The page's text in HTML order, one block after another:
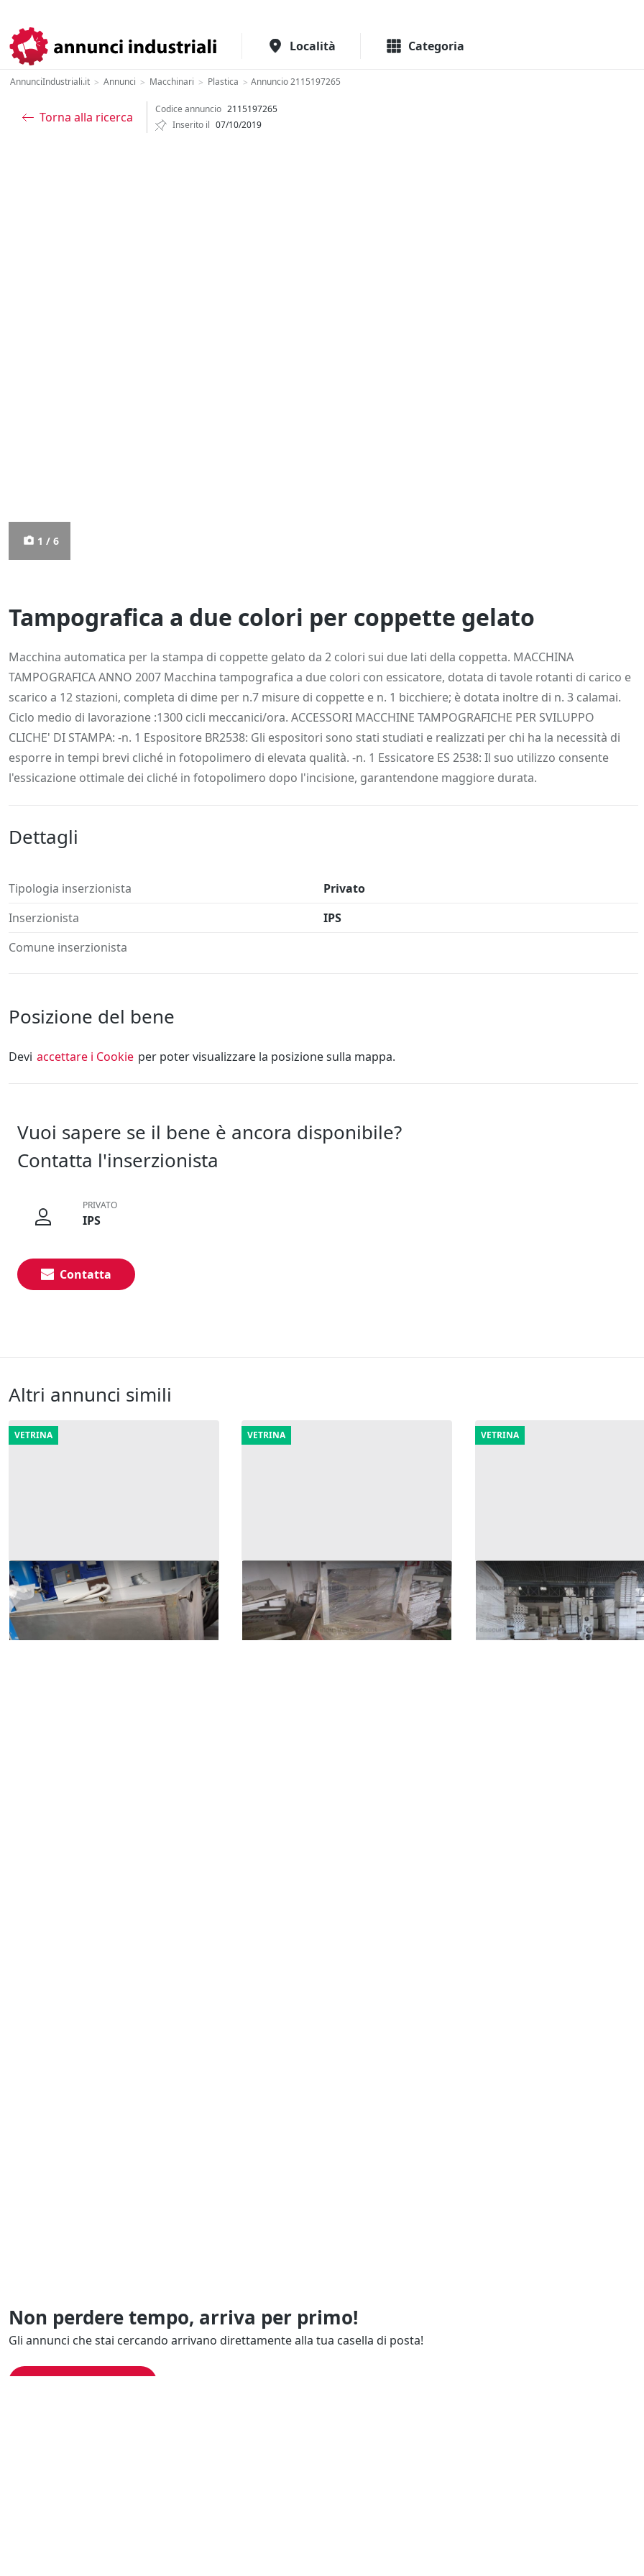
Località Categoria
AnnunciIndustriali.it > Annunci > Macchinari > Plastica > Annuncio 2115197265
Torna alla ricerca
Codice annuncio 2115197265
Inserito il 07/10/2019
1 / 6
Tampografica a due colori per coppette gelato
Macchina automatica per la stampa di coppette gelato da 2 colori sui due lati della coppetta. MACCHINA
TAMPOGRAFICA ANNO 2007 Macchina tampografica a due colori con essicatore, dotata di tavole rotanti di carico e
scarico a 12 stazioni, completa di dime per n.7 misure di coppette e n. 1 bicchiere; è dotata inoltre di n. 3 calamai.
Ciclo medio di lavorazione :1300 cicli meccanici/ora. ACCESSORI MACCHINE TAMPOGRAFICHE PER SVILUPPO
CLICHE' DI STAMPA: -n. 1 Espositore BR2538: Gli espositori sono stati studiati e realizzati per chi ha la necessità di
esporre in tempi brevi cliché in fotopolimero di elevata qualità. -n. 1 Essicatore ES 2538: Il suo utilizzo consente
l'essicazione ottimale dei cliché in fotopolimero dopo l'incisione, garantendone maggiore durata.
Dettagli
Tipologia inserzionista
Privato
Inserzionista
IPS
Comune inserzionista
Posizione del bene
Devi accettare i Cookie per poter visualizzare la posizione sulla mappa.
Vuoi sapere se il bene è ancora disponibile?
Contatta l'inserzionista
PRIVATO
IPS
Contatta
Altri annunci simili
VETRINA
11#8357 Macchina di lavaggio
fusti VIMATIC tipo "Roto 500"
700 €
VETRINA
23#9987 Reggiatrici
Valdina (Messina)
2.168 €
VETRINA
25#9987 Prodotti finiti e
meccanici
Valdina (Messina)
13.449 €
Non perdere tempo, arriva per primo!
Gli annunci che stai cercando arrivano direttamente alla tua casella di posta!
Resta Aggiornato